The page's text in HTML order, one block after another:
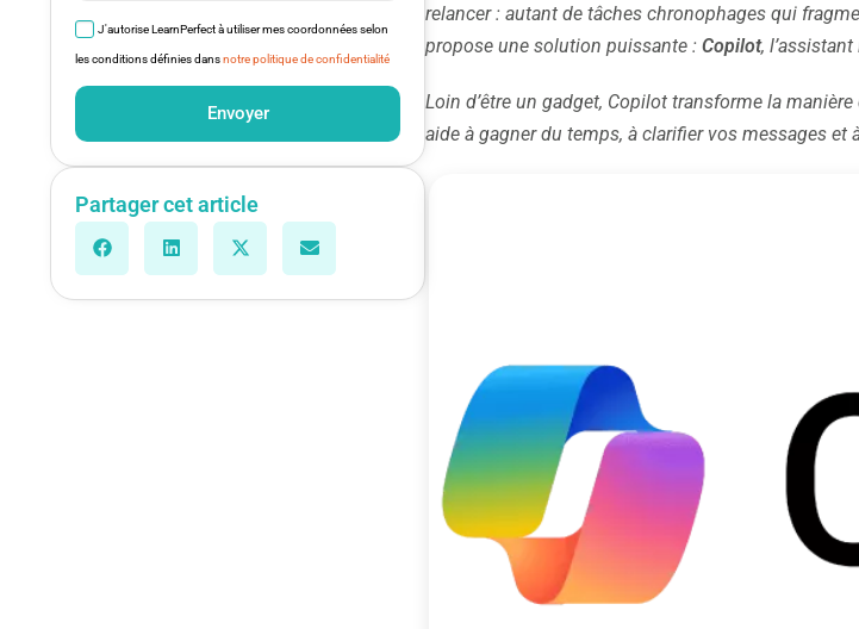
J'autorise LearnPerfect à utiliser mes coordonnées selon
les conditions définies dansnotre politique de confidentialité
Envoyer
Partager cet article
relancer : autant de tâches chronophages qui
propose une solution puissante : Copilot,
Loin d’être un gadget, Copilot transforme la
aide à gagner du temps, à clarifier vos messages